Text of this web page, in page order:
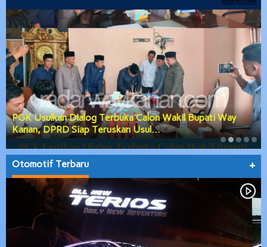
Wakil Bupati Way
DPRD Way Kanan Gerak Cepat
Besar, Anggaran Daerah hingga
Otomotif Terbaru +